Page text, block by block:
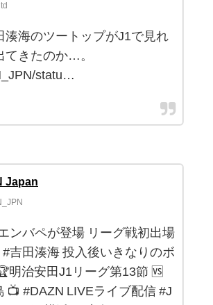
湊海のツートップがJ1で見れ
てきたのか…。
statu…
Japan
ンバペが登場 リーグ戦初出場
吉田湊海 投入後いきなりのボ
明治安田J1リーグ第13節 🆚
📺 #DAZN LIVEライブ配信 #J